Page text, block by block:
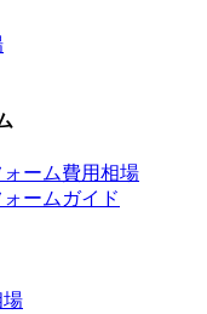
ーム費用相場
ームガイド
場